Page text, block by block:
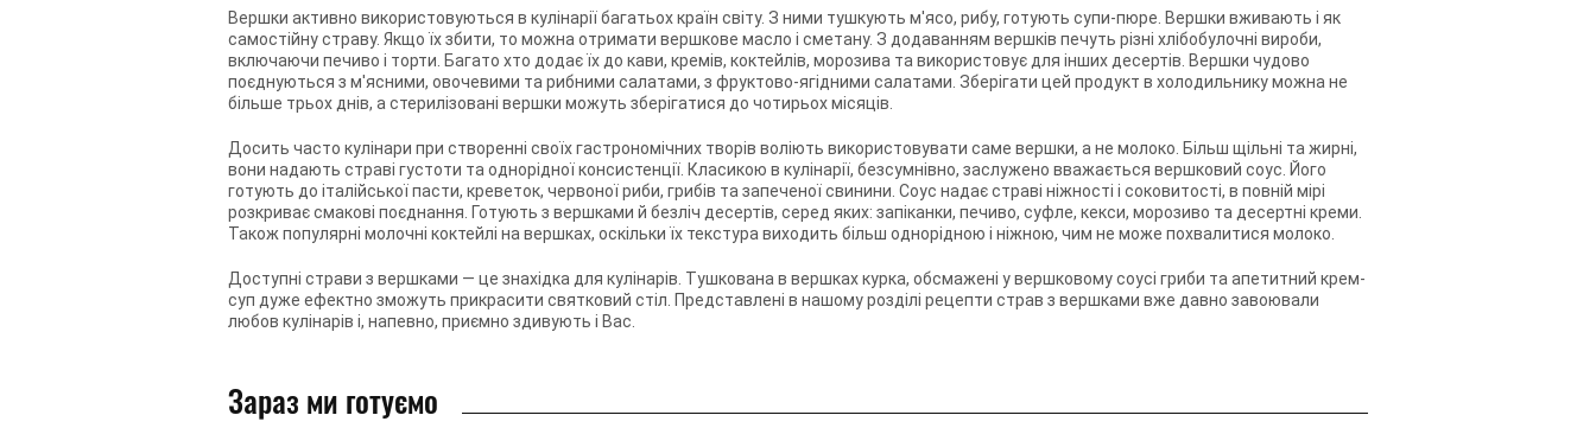
Вершки активно використовуються в кулінарії багатьох країн світу. З ними тушкують м'ясо, рибу, готують супи-пюре. Вершки вживають і як
самостійну страву. Якщо їх збити, то можна отримати вершкове масло і сметану. З додаванням вершків печуть різні хлібобулочні вироби,
включаючи печиво і торти. Багато хто додає їх до кави, кремів, коктейлів, морозива та використовує для інших десертів. Вершки чудово
поєднуються з м'ясними, овочевими та рибними салатами, з фруктово-ягідними салатами. Зберігати цей продукт в холодильнику можна не
більше трьох днів, а стерилізовані вершки можуть зберігатися до чотирьох місяців.
Досить часто кулінари при створенні своїх гастрономічних творів воліють використовувати саме вершки, а не молоко. Більш щільні та жирні,
вони надають страві густоти та однорідної консистенції. Класикою в кулінарії, безсумнівно, заслужено вважається вершковий соус. Його
готують до італійської пасти, креветок, червоної риби, грибів та запеченої свинини. Соус надає страві ніжності і соковитості, в повній мірі
розкриває смакові поєднання. Готують з вершками й безліч десертів, серед яких: запіканки, печиво, суфле, кекси, морозиво та десертні креми.
Також популярні молочні коктейлі на вершках, оскільки їх текстура виходить більш однорідною і ніжною, чим не може похвалитися молоко.
Доступні страви з вершками — це знахідка для кулінарів. Тушкована в вершках курка, обсмажені у вершковому соусі гриби та апетитний крем-
суп дуже ефектно зможуть прикрасити святковий стіл. Представлені в нашому розділі рецепти страв з вершками вже давно завоювали
любов кулінарів і, напевно, приємно здивують і Вас.
Зараз ми готуємо